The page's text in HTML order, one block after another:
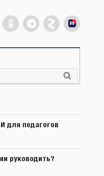
для педагогов
руководить?